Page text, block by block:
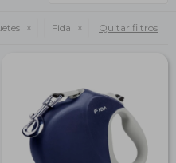
Fida Quitar filtros